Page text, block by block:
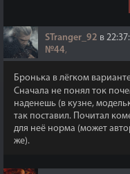
STranger_92 в
№44,
Бронька в лёгком
Сначала не понял ток
наденешь (в кузне,
так поставил. Почитал
для неё норма (может
же).